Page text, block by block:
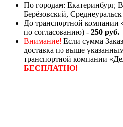
По городам: Екатеринбург,
Берёзовский, Среднеуральск
До транспортной
по согласованию) - 250 руб.
Внимание! Если сумма
доставка по выше
транспортной компании
БЕСПЛАТНО!